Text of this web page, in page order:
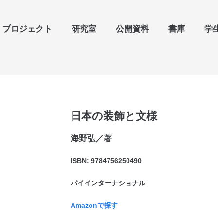
プロジェクト 研究室 公開資料 書庫 学
日本の装飾と文様
海野弘／著
ISBN:9784756250490
パイインターナショナル
Amazonで探す